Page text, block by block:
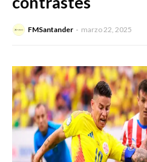
FMSantander marzo 22, 2025